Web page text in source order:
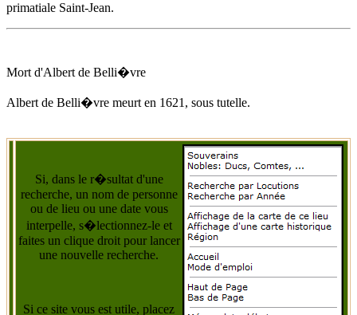
primatiale Saint-Jean.
Mort d'Albert de Belli�vre
Albert de Belli�vre meurt en 1621 , sous tutelle.
Si, dans le r�sultat d'une
recherche, un nom de personne
ou de lieu ou une date vous
interpelle, s�lectionnez-le et
faites un clique droit pour lancer
une nouvelle recherche.
Si ce site vous est utile, placez